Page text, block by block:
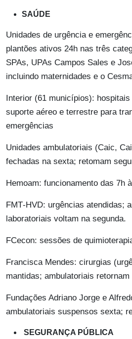
SAÚDE
Unidades de urgência e
plantões ativos 24h nas três
SPAs, UPAs Campos Sales e
incluindo maternidades e o
Interior (61 municípios):
suporte aéreo e terrestre para
emergências
Unidades ambulatoriais (Caic,
fechadas na sexta; retomam
Hemoam: funcionamento das 7h
FMT‑HVD: urgências atendidas;
laboratoriais voltam na segunda.
FCecon: sessões de
Francisca Mendes: cirurgias
mantidas; ambulatoriais retornam
Fundações Adriano Jorge e
ambulatoriais suspensos sexta;
SEGURANÇA PÚBLICA